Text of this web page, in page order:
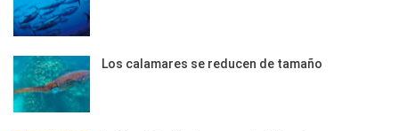
Los calamares se reducen de tamaño